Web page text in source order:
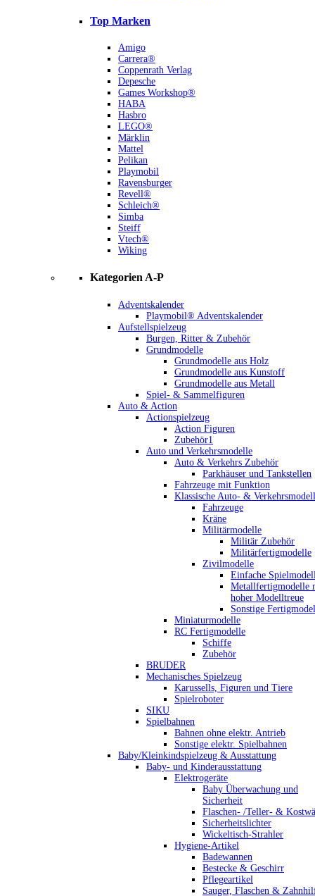
Top Marken
Amigo
Carrera®
Coppenrath Verlag
Depesche
Games Workshop®
HABA
Hasbro
LEGO®
Märklin
Mattel
Pelikan
Playmobil
Ravensburger
Revell®
Schleich®
Simba
Steiff
Vtech®
Wiking
Kategorien A-P
Adventskalender
Playmobil® Adventskalender
Aufstellspielzeug
Burgen, Ritter & Zubehör
Grundmodelle
Grundmodelle aus Holz
Grundmodelle aus Kunstoff
Grundmodelle aus Metall
Spiel- & Sammelfiguren
Auto & Action
Actionspielzeug
Action Figuren
Zubehör1
Auto und Verkehrsmodelle
Auto & Verkehrs Zubehör
Parkhäuser und Tankstellen
Fahrzeuge mit Funktion
Klassische Auto- &
Fahrzeuge
Kräne
Militärmodelle
Militär Zubehör
Militärfertigmodelle
Zivilmodelle
Einfache
Metallfertigmodelle
hoher Modelltreue
Sonstige
Miniaturmodelle
RC Fertigmodelle
Schiffe
Zubehör
BRUDER
Mechanisches Spielzeug
Karussells, Figuren und Tiere
Spielroboter
SIKU
Spielbahnen
Bahnen ohne elektr. Antrieb
Sonstige elektr. Spielbahnen
Baby/Kleinkindspielzeug & Ausstattung
Baby- und Kinderausstattung
Elektrogeräte
Baby Überwachung und
Sicherheit
Flaschen- /Teller- &
Sicherheitslichter
Wickeltisch-Strahler
Hygiene-Artikel
Badewannen
Bestecke & Geschirr
Pflegeartikel
Sauger, Flaschen &